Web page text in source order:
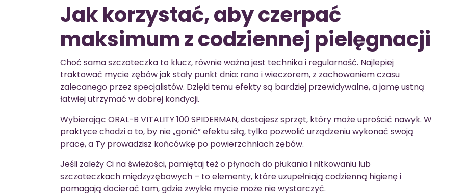
Jak korzystać, aby czerpać
maksimum z codziennej pielęgnacji
Choć sama szczoteczka to klucz, równie ważna jest technika i regularność. Najlepiej
traktować mycie zębów jak stały punkt dnia: rano i wieczorem, z zachowaniem czasu
zalecanego przez specjalistów. Dzięki temu efekty są bardziej przewidywalne, a jamę ustną
łatwiej utrzymać w dobrej kondycji.
Wybierając ORAL-B VITALITY 100 SPIDERMAN, dostajesz sprzęt, który może uprościć nawyk. W
praktyce chodzi o to, by nie „gonić” efektu siłą, tylko pozwolić urządzeniu wykonać swoją
pracę, a Ty prowadzisz końcówkę po powierzchniach zębów.
Jeśli zależy Ci na świeżości, pamiętaj też o płynach do płukania i nitkowaniu lub
szczoteczkach międzyzębowych – to elementy, które uzupełniają codzienną higienę i
pomagają docierać tam, gdzie zwykłe mycie może nie wystarczyć.